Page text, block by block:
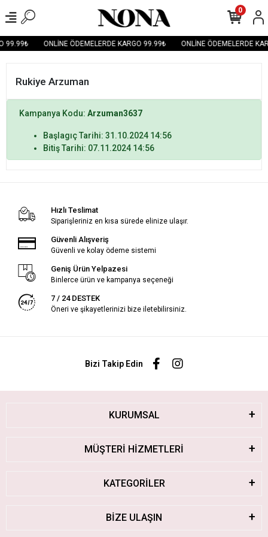
99.99₺ ONLİNE ÖDEMELERDE KARGO 99.99₺ ONLİNE ÖDEMELERDE
0
Rukiye Arzuman
Kampanya Kodu: Arzuman3637
Başlagıç Tarihi: 31.10.2024 14:56
Bitiş Tarihi: 07.11.2024 14:56
Hızlı Teslimat
Siparişleriniz en kısa sürede elinize ulaşır.
Güvenli Alışveriş
Güvenli ve kolay ödeme sistemi
Geniş Ürün Yelpazesi
Binlerce ürün ve kampanya seçeneği
7 / 24 DESTEK
Öneri ve şikayetlerinizi bize iletebilirsiniz.
Bizi Takip Edin
KURUMSAL
MÜŞTERİ HİZMETLERİ
KATEGORİLER
BİZE ULAŞIN